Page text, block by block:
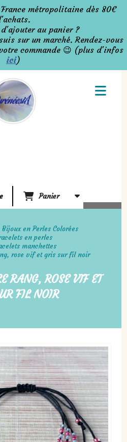
métropolitaine dès 80€
au panier ?
sur un marché. Rendez-vous
commande 😉 (plus d'infos
ici)
Panier
Bijoux en Perles Colorées
en perles
manchettes
rose vif et gris sur fil noir
RANG, ROSE VIF ET
FIL NOIR